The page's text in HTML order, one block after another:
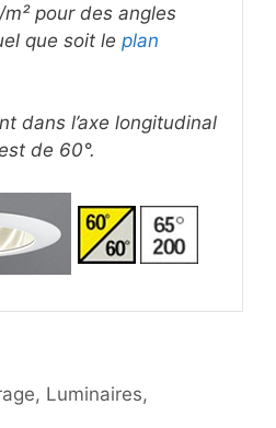
pour des angles
que soit le plan
dans l’axe longitudinal
de 60°.
, Luminaires,